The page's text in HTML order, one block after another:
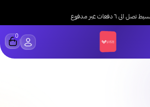
دفعات عبر مدفوع
LUCK STORE
0